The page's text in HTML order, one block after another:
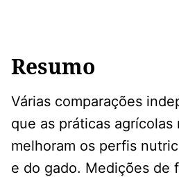
Resumo
Várias comparações
que as práticas agrícolas
melhoram os perfis
e do gado. Medições de